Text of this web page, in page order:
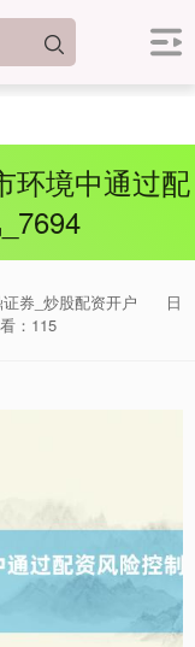
环境中通过配
券_炒股配资开户
日
：115